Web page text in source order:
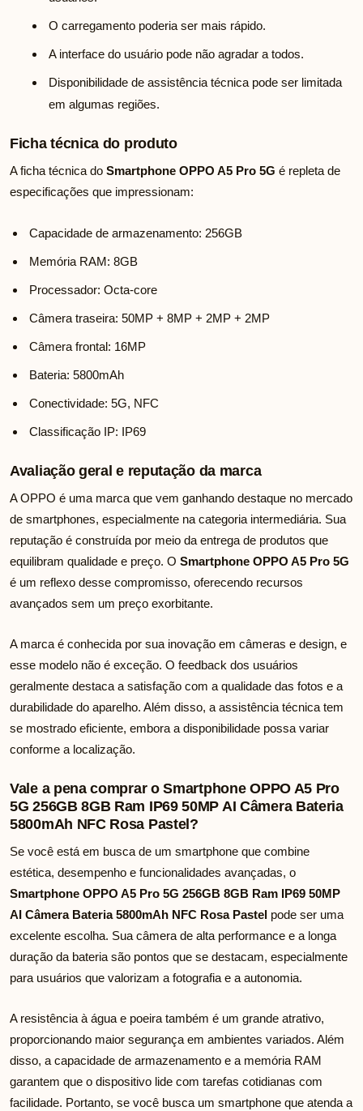
O carregamento poderia ser mais rápido.
A interface do usuário pode não agradar a todos.
Disponibilidade de assistência técnica pode ser limitada
em algumas regiões.
Ficha técnica do produto
A ficha técnica do Smartphone OPPO A5 Pro 5G é repleta de
especificações que impressionam:
Capacidade de armazenamento: 256GB
Memória RAM: 8GB
Processador: Octa-core
Câmera traseira: 50MP + 8MP + 2MP + 2MP
Câmera frontal: 16MP
Bateria: 5800mAh
Conectividade: 5G, NFC
Classificação IP: IP69
Avaliação geral e reputação da marca
A OPPO é uma marca que vem ganhando destaque no mercado
de smartphones, especialmente na categoria intermediária. Sua
reputação é construída por meio da entrega de produtos que
equilibram qualidade e preço. O Smartphone OPPO A5 Pro 5G
é um reflexo desse compromisso, oferecendo recursos
avançados sem um preço exorbitante.
A marca é conhecida por sua inovação em câmeras e design, e
esse modelo não é exceção. O feedback dos usuários
geralmente destaca a satisfação com a qualidade das fotos e a
durabilidade do aparelho. Além disso, a assistência técnica tem
se mostrado eficiente, embora a disponibilidade possa variar
conforme a localização.
Vale a pena comprar o Smartphone OPPO A5 Pro
5G 256GB 8GB Ram IP69 50MP AI Câmera Bateria
5800mAh NFC Rosa Pastel?
Se você está em busca de um smartphone que combine
estética, desempenho e funcionalidades avançadas, o
Smartphone OPPO A5 Pro 5G 256GB 8GB Ram IP69 50MP
AI Câmera Bateria 5800mAh NFC Rosa Pastel pode ser uma
excelente escolha. Sua câmera de alta performance e a longa
duração da bateria são pontos que se destacam, especialmente
para usuários que valorizam a fotografia e a autonomia.
A resistência à água e poeira também é um grande atrativo,
proporcionando maior segurança em ambientes variados. Além
disso, a capacidade de armazenamento e a memória RAM
garantem que o dispositivo lide com tarefas cotidianas com
facilidade. Portanto, se você busca um smartphone que atenda a